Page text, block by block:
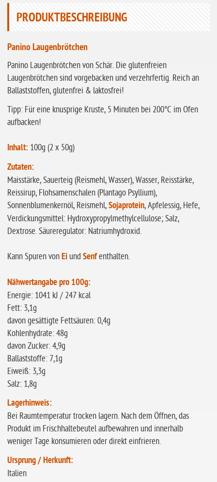
ohne Vanille
ohne Sellerie
glutenfrei
ohne
ohne Palmöl
PRODUKTBESCHREIBUNG
Panino Laugenbrötchen
Panino Laugenbrötchen von Schär. Die glutenfreien
Laugenbrötchen sind vorgebacken und verzehrfertig. Reich an
Ballaststoffen, glutenfrei & laktosfrei!
Tipp: Für eine knusprige Kruste, 5 Minuten bei 200°C im Ofen
aufbacken!
Inhalt: 100g (2 x 50g)
Zutaten:
Maisstärke, Sauerteig (Reismehl, Wasser), Wasser, Reisstärke,
Reissirup, Flohsamenschalen (Plantago Psyllium),
Sonnenblumenkernöl, Reismehl,Sojaprotein, Apfelessig, Hefe,
Verdickungsmittel: Hydroxypropylmethylcellulose; Salz,
Dextrose. Säureregulator: Natriumhydroxid.
Kann Spuren vonEi und Senfenthalten.
Nähwertangabe pro 100g:
Energie: 1041 kJ / 247 kcal
Fett: 3,1g
davon gesättigte Fettsäuren: 0,4g
Kohlenhydrate: 48g
davon Zucker: 4,9g
Ballaststoffe: 7,1g
Eiweiß: 3,3g
Salz: 1,8g
Lagerhinweis:
Bei Raumtemperatur trocken lagern. Nach dem Öffnen, das
Produkt im Frischhaltebeutel aufbewahren und innerhalb
weniger Tage konsumieren oder direkt einfrieren.
Ursprung / Herkunft:
Italien